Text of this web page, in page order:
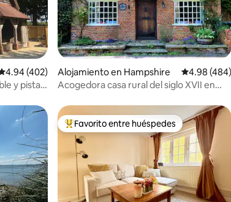
promedio: 4.94 de 5, 402 reseñas
4.94 (402)
y pista
Alojamiento en Hampshire
4.98 (484)
Acogedora casa rural del siglo XVII en
Favorito entre huéspedes preferido
Favorito entre huéspedes